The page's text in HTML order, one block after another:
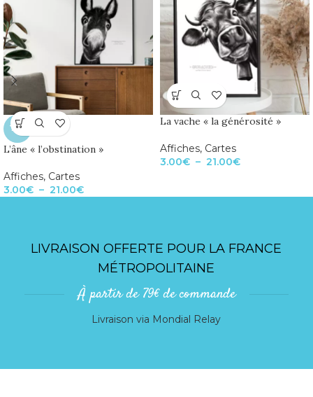
TOP
L’âne « l’obstination »
Affiches, Cartes
3.00€ – 21.00€
La vache « la générosité »
Affiches, Cartes
3.00€ – 21.00€
LIVRAISON OFFERTE POUR LA FRANCE
MÉTROPOLITAINE
À partir de 79€ de commande
Livraison via Mondial Relay